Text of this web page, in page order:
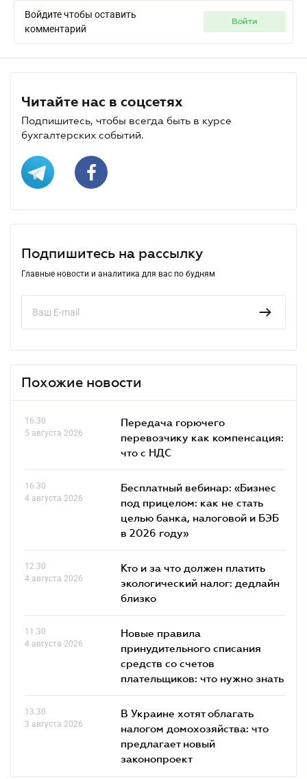
Войдите чтобы оставить
комментарий
войти
Читайте нас в соцсетях
Подпишитесь, чтобы всегда быть в курсе
бухгалтерских событий.
Подпишитесь на рассылку
Главные новости и аналитика для вас по будням
Похожие новости
16.30
5 августа 2026
Передача горючего
перевозчику как компенсация:
что с НДС
16.30
4 августа 2026
Бесплатный вебинар: «Бизнес
под прицелом: как не стать
целью банка, налоговой и БЭБ
в 2026 году»
12.30
4 августа 2026
Кто и за что должен платить
экологический налог: дедлайн
близко
11.30
4 августа 2026
Новые правила
принудительного списания
средств со счетов
плательщиков: что нужно знать
13.30
3 августа 2026
В Украине хотят облагать
налогом домохозяйства: что
предлагает новый
законопроект